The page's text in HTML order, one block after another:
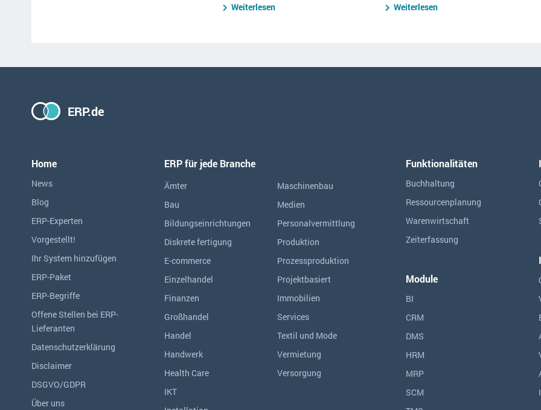
Weiterlesen
Weiterlesen
ERP.de
Home
News
Blog
ERP-Experten
Vorgestellt!
Ihr System hinzufügen
ERP-Paket
ERP-Begriffe
Offene Stellen bei ERP-
Lieferanten
Datenschutzerklärung
Disclaimer
DSGVO/GDPR
Über uns
ERP für jede Branche
Ämter
Bau
Bildungseinrichtungen
Diskrete fertigung
E-commerce
Einzelhandel
Finanzen
Großhandel
Handel
Handwerk
Health Care
IKT
Maschinenbau
Medien
Personalvermittlung
Produktion
Prozessproduktion
Projektbasiert
Immobilien
Services
Textil und Mode
Vermietung
Versorgung
Funktionalitäten
Buchhaltung
Ressourcen­planung
Warenwirtschaft
Zeiterfassung
Module
BI
CRM
DMS
HRM
MRP
SCM